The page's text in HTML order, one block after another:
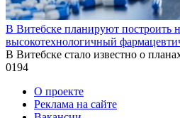
В Витебске планируют построить
высокотехнологичный
В Витебске стало известно о
0194
О проекте
Реклама на сайте